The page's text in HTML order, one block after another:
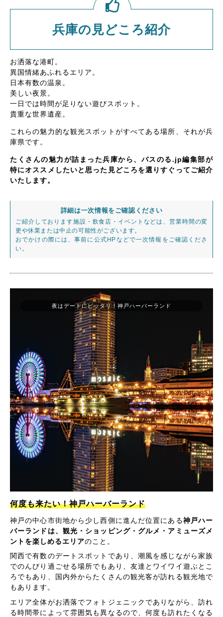
兵庫の見どころ紹介
お洒落な港町。
異国情緒あふれるエリア。
日本有数の温泉。
美しい夜景。
一日では時間が足りない遊びスポット。
貴重な世界遺産。
これらの魅力的な観光スポットがすべてある場所、それが兵
庫県です。
たくさんの魅力が詰まった兵庫から、バスのる.jp編集部が
特にオススメしたいと思った見どころを選りすぐってご紹介
いたします。
詳細は一次情報をご確認ください
ご紹介しております施設・飲食店・イベントなどは、営業時間の変
更や休業または中止の可能性がございます。
おでかけの際には、事前に公式HPなどで一次情報をご確認くださ
い。
夜はデートにピッタリ！神戸ハーバーランド
何度も来たい！神戸ハーバーランド
神戸の中心市街地から少し西側に進んだ位置にある神戸ハー
バーランドは、観光・ショッピング・グルメ・アミューズメ
ントを楽しめるエリアのこと。
関西で有数のデートスポットであり、潮風を感じながら家族
でのんびり過ごせる場所でもあり、友達とワイワイ遊ぶとこ
ろでもあり、国内外からたくさんの観光客が訪れる観光地で
もあります。
エリア全体がお洒落でフォトジェニックでありながら、訪れ
る時間帯によって雰囲気も異なるので、何度も訪れたくなる